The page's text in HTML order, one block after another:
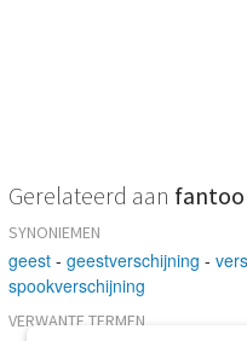
Gerelateerd aan
SYNONIEMEN
geest - geestverschijning -
spookverschijning
VERWANTE TERMEN